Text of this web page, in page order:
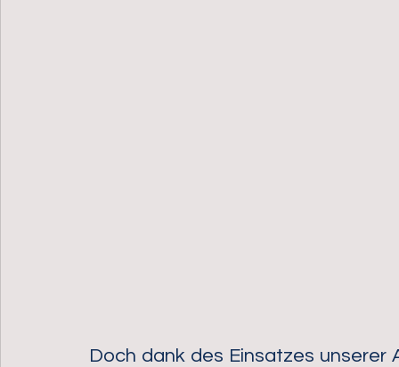
Doch dank des Einsatzes unserer